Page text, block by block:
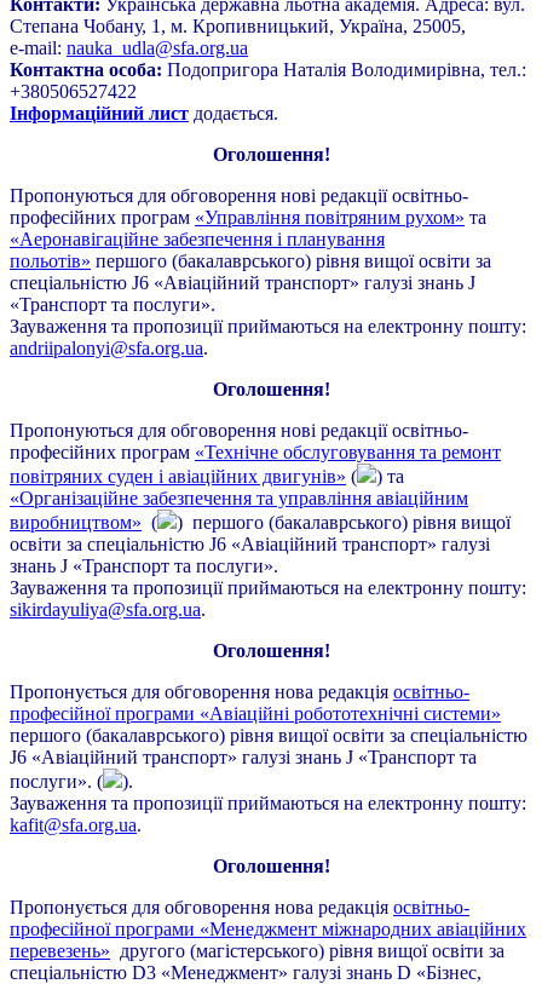
Степана Чобану, 1, м. Кропивницький, Україна, 25005,
e-mail: nauka_udla@sfa.org.ua
Контактна особа: Подопригора Наталія Володимирівна, тел.:
+380506527422
Інформаційний лист додається.
Оголошення!
Пропонуються для обговорення нові редакції освітньо-
професійних програм «Управління повітряним рухом» та
«Аеронавігаційне забезпечення і планування
польотів» першого (бакалаврського) рівня вищої освіти за
спеціальністю J6 «Авіаційний транспорт» галузі знань J
«Транспорт та послуги».
Зауваження та пропозиції приймаються на електронну пошту:
andriipalonyi@sfa.org.ua.
Оголошення!
Пропонуються для обговорення нові редакції освітньо-
професійних програм «Технічне обслуговування та ремонт
повітряних суден і авіаційних двигунів» (
) та
«Організаційне забезпечення та управління авіаційним
виробництвом» (
) першого (бакалаврського) рівня вищої
освіти за спеціальністю J6 «Авіаційний транспорт» галузі
знань J «Транспорт та послуги».
Зауваження та пропозиції приймаються на електронну пошту:
sikirdayuliya@sfa.org.ua.
Оголошення!
Пропонується для обговорення нова редакція освітньо-
професійної програми «Авіаційні робототехнічні системи»
першого (бакалаврського) рівня вищої освіти за спеціальністю
J6 «Авіаційний транспорт» галузі знань J «Транспорт та
послуги». (
).
Зауваження та пропозиції приймаються на електронну пошту:
kafit@sfa.org.ua.
Оголошення!
Пропонується для обговорення нова редакція освітньо-
професійної програми «Менеджмент міжнародних авіаційних
перевезень» другого (магістерського) рівня вищої освіти за
спеціальністю D3 «Менеджмент» галузі знань D «Бізнес,